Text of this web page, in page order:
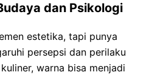
dan Psikologi
estetika, tapi punya
persepsi dan perilaku
warna bisa menjadi